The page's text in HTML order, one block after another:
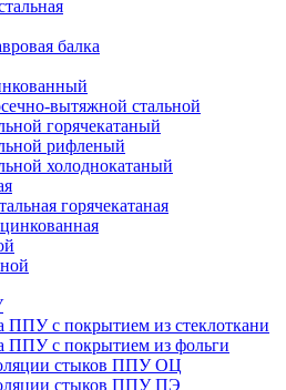
балка
вытяжной стальной
горячекатаный
рифленый
холоднокатаный
горячекатаная
ППУ с покрытием из стеклоткани
ППУ с покрытием из фольги
стыков ППУ ОЦ
стыков ППУ ПЭ